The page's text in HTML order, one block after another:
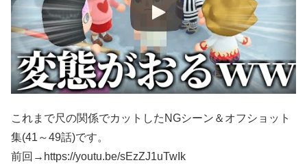
これまで尺の関係でカットしたNGシーン＆オフショット
集(41～49話)です。
前回→https://youtu.be/sEzZJ1uTwIk